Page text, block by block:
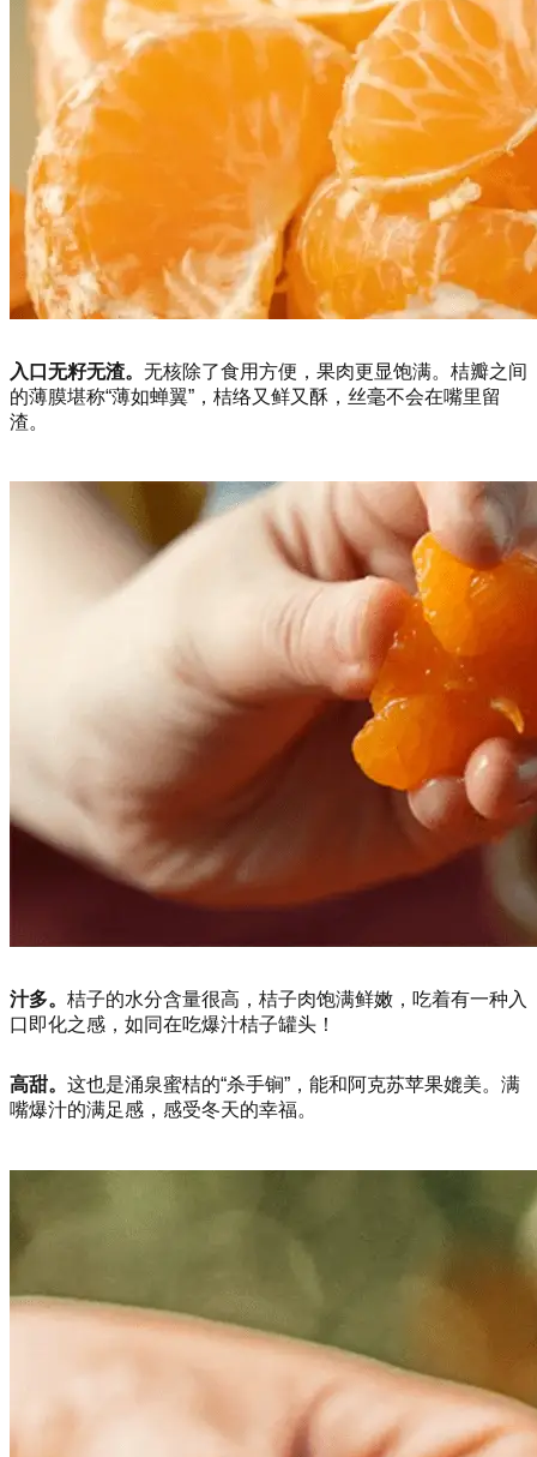
入口无籽无渣。 无核除了食用方便，果肉更显饱满。桔瓣之间
的薄膜堪称“薄如蝉翼”，桔络又鲜又酥，丝毫不会在嘴里留
渣。
汁多。 桔子的水分含量很高，桔子肉饱满鲜嫩，吃着有一种入
口即化之感，如同在吃爆汁桔子罐头！
高甜。 这也是涌泉蜜桔的“杀手锏”，能和阿克苏苹果媲美。满
嘴爆汁的满足感，感受冬天的幸福。